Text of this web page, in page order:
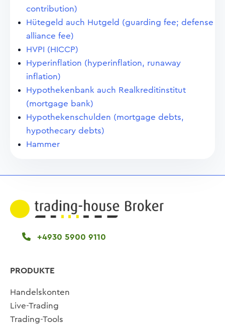
contribution)
Hütegeld auch Hutgeld (guarding fee; defense
alliance fee)
HVPI (HICCP)
Hyperinflation (hyperinflation, runaway
inflation)
Hypothekenbank auch Realkreditinstitut
(mortgage bank)
Hypothekenschulden (mortgage debts,
hypothecary debts)
Hammer
+4930 5900 9110
PRODUKTE
Handelskonten
Live-Trading
Trading-Tools